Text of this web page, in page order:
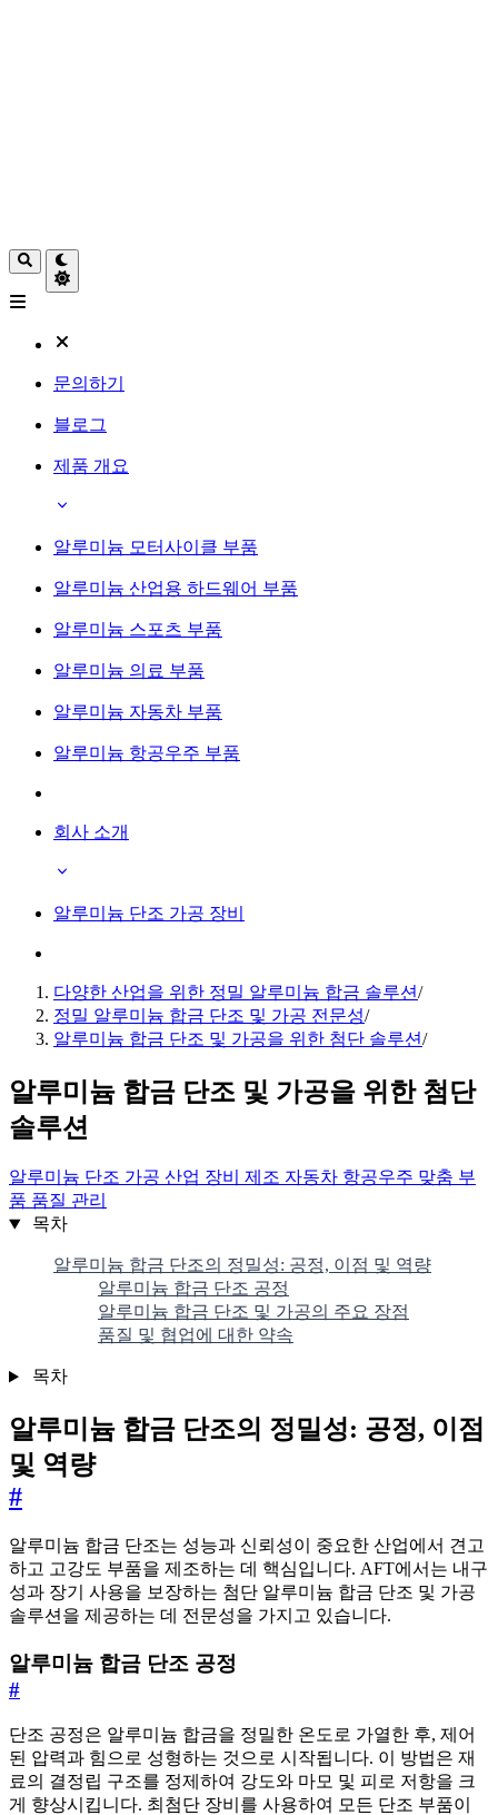
문의하기
블로그
제품 개요
알루미늄 모터사이클 부품
알루미늄 산업용 하드웨어 부품
알루미늄 스포츠 부품
알루미늄 의료 부품
알루미늄 자동차 부품
알루미늄 항공우주 부품
회사 소개
알루미늄 단조 가공 장비
다양한 산업을 위한 정밀 알루미늄 합금 솔루션/
정밀 알루미늄 합금 단조 및 가공 전문성/
알루미늄 합금 단조 및 가공을 위한 첨단 솔루션/
알루미늄 합금 단조 및 가공을 위한 첨단
솔루션
알루미늄 단조 가공 산업 장비 제조 자동차 항공우주 맞춤 부
품 품질 관리
목차
알루미늄 합금 단조의 정밀성: 공정, 이점 및 역량
알루미늄 합금 단조 공정
알루미늄 합금 단조 및 가공의 주요 장점
품질 및 협업에 대한 약속
목차
알루미늄 합금 단조의 정밀성: 공정, 이점
및 역량
#
알루미늄 합금 단조는 성능과 신뢰성이 중요한 산업에서 견고
하고 고강도 부품을 제조하는 데 핵심입니다. AFT에서는 내구
성과 장기 사용을 보장하는 첨단 알루미늄 합금 단조 및 가공
솔루션을 제공하는 데 전문성을 가지고 있습니다.
알루미늄 합금 단조 공정
#
단조 공정은 알루미늄 합금을 정밀한 온도로 가열한 후, 제어
된 압력과 힘으로 성형하는 것으로 시작됩니다. 이 방법은 재
료의 결정립 구조를 정제하여 강도와 마모 및 피로 저항을 크
게 향상시킵니다. 최첨단 장비를 사용하여 모든 단조 부품이